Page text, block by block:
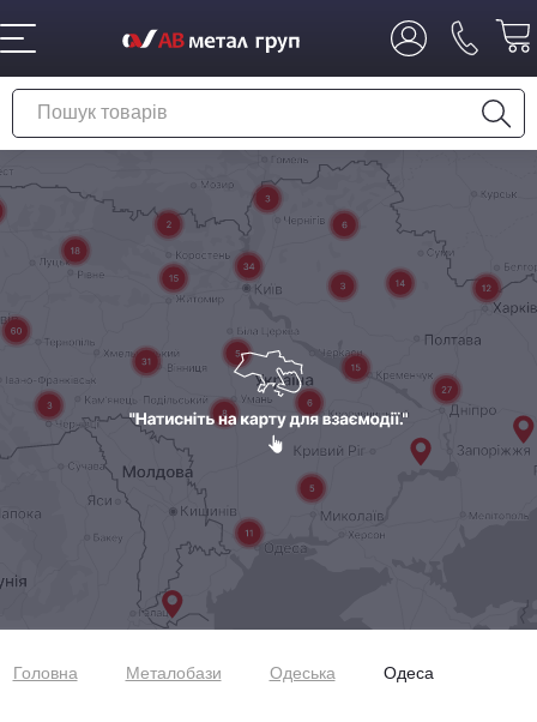
Головна Металобази Одеська Одеса